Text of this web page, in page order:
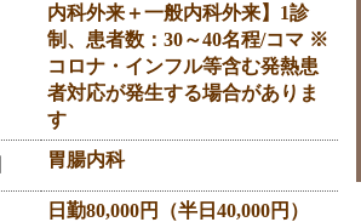
内科外来＋一般内科外来】1診
制、患者数：30～40名程/コマ ※
コロナ・インフル等含む発熱患
者対応が発生する場合がありま
す
胃腸内科
日勤80,000円（半日40,000円）